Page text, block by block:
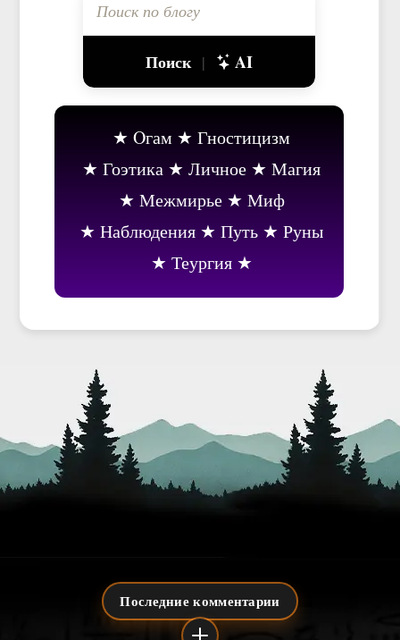
Поиск | AI
Oгам
Гностицизм
Гоэтика
Личное
Магия
Межмирье
Миф
Наблюдения
Путь
Руны
Теургия